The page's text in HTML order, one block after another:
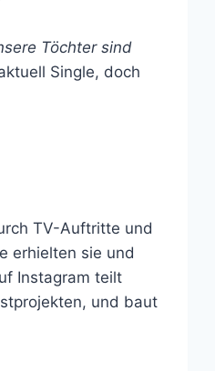
Töchter sind
Single, doch
TV-Auftritte und
erhielten sie und
Instagram teilt
und baut